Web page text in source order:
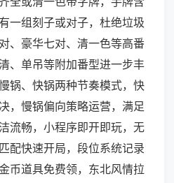
一组刻子或对子，杜绝垃圾
、豪华七对、清一色等高番
、单吊等附加番型进一步丰
锅、快锅两种节奏模式，快
，慢锅偏向策略运营，满足
流畅，小程序即开即玩，无
配快速开局，段位系统记录
币道具免费领，东北风情拉